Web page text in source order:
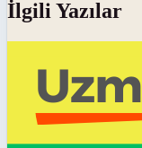
İlgili Yazılar